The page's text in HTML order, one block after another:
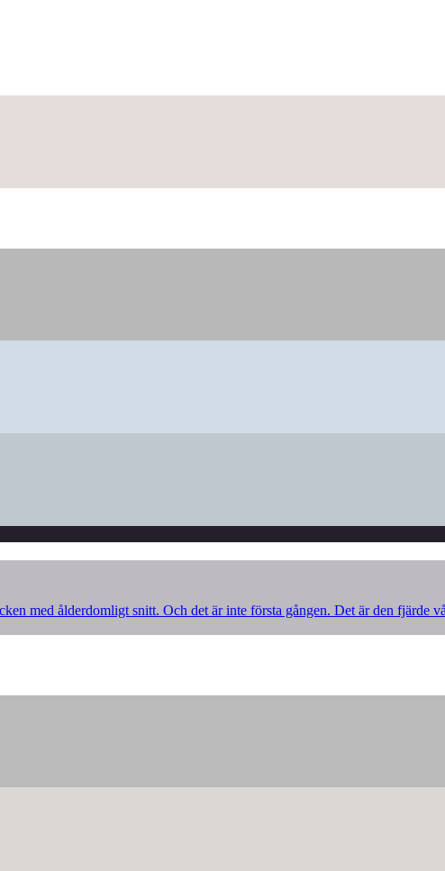
med ålderdomligt snitt. Och det är inte första gången. Det är den fjärde